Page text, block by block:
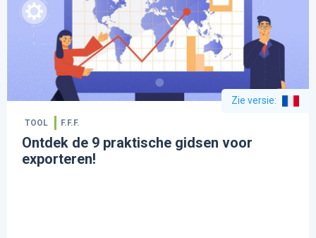
Zie versie:
TOOL F.F.F.
Ontdek de 9 praktische gidsen voor
exporteren!